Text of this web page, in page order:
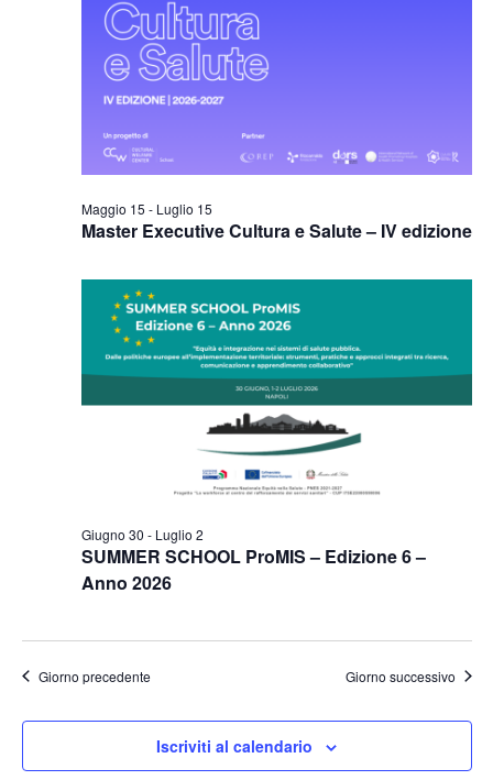
Master Executive Cultura e Salute – IV edizione
Maggio 15 - Luglio 15
SUMMER SCHOOL ProMIS – Edizione 6 –
Anno 2026
Giugno 30 - Luglio 2
Giorno precedente Giorno successivo
Iscriviti al calendario